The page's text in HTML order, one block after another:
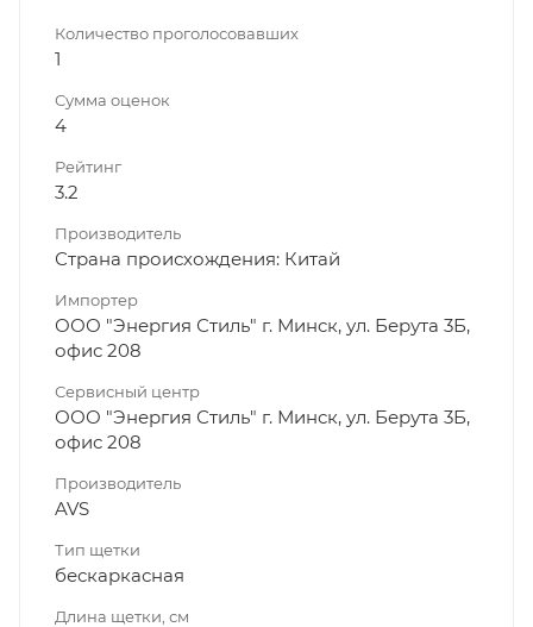
Количество проголосовавших
1
Сумма оценок
4
Рейтинг
3.2
Производитель
Страна происхождения: Китай
Импортер
ООО "Энергия Стиль" г. Минск, ул. Берута 3Б,
офис 208
Сервисный центр
ООО "Энергия Стиль" г. Минск, ул. Берута 3Б,
офис 208
Производитель
AVS
Тип щетки
бескаркасная
Длина щетки, см